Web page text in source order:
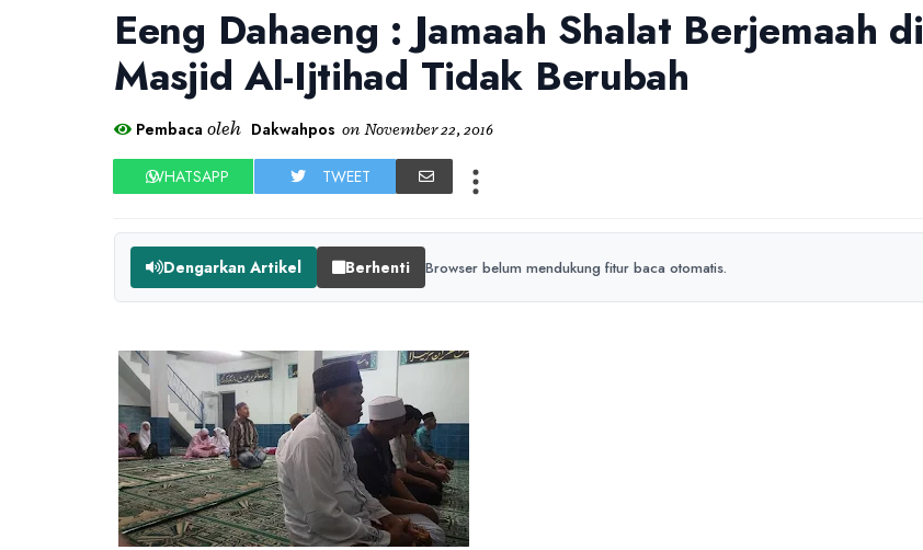
Eeng Dahaeng : Jamaah Shalat Berjemaah di
Masjid Al-Ijtihad Tidak Berubah
Pembaca oleh Dakwahpos on November 22, 2016
WHATSAPP TWEET
Dengarkan Artikel Berhenti Browser belum mendukung fitur baca otomatis.